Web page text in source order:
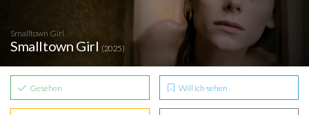
Smalltown Girl
Smalltown Girl (2025)
Gesehen Will ich sehen